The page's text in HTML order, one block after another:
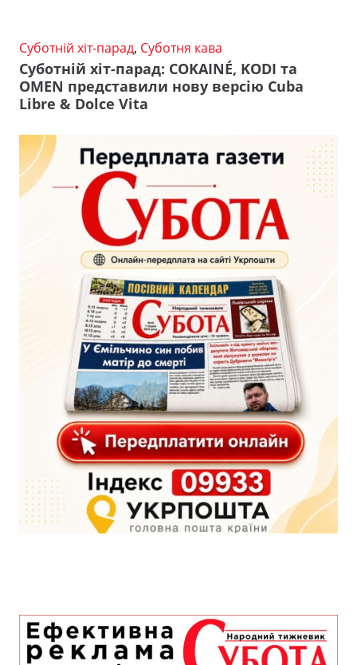
Суботній хіт-парад, Суботня кава
Суботній хіт-парад: COKAINÉ, KODI та
OMEN представили нову версію Cuba
Libre & Dolce Vita